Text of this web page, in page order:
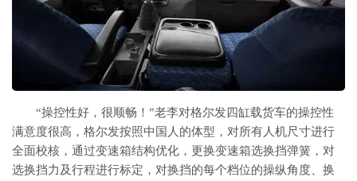
“操控性好，很顺畅！”老李对格尔发四缸载货车的操控性
满意度很高，格尔发按照中国人的体型，对所有人机尺寸进行
全面校核，通过变速箱结构优化，更换变速箱选换挡弹簧，对
选换挡力及行程进行标定，对换挡的每个档位的操纵角度、换